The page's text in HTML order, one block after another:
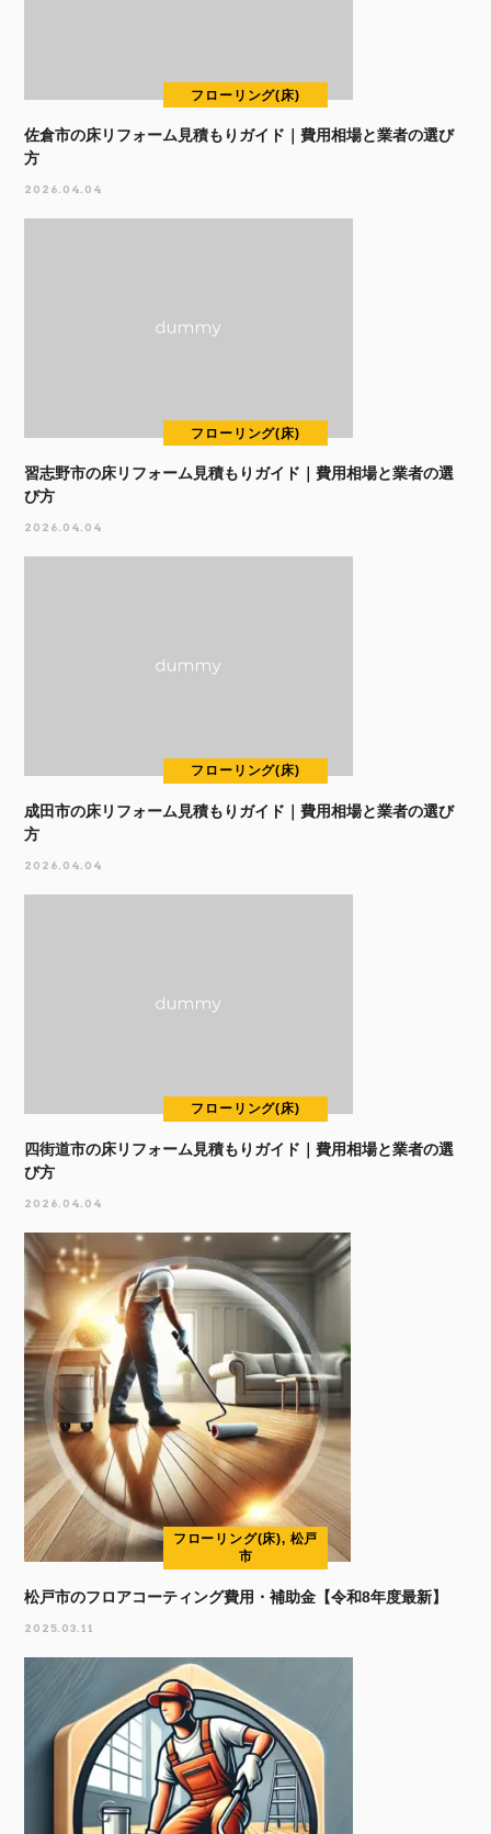
フローリング(床)
佐倉市の床リフォーム見積もりガイド｜費用相場と業者の選び
方
2026.04.04
フローリング(床)
習志野市の床リフォーム見積もりガイド｜費用相場と業者の選
び方
2026.04.04
フローリング(床)
成田市の床リフォーム見積もりガイド｜費用相場と業者の選び
方
2026.04.04
フローリング(床)
四街道市の床リフォーム見積もりガイド｜費用相場と業者の選
び方
2026.04.04
フローリング(床), 松戸
市
松戸市のフロアコーティング費用・補助金【令和8年度最新】
2025.03.11